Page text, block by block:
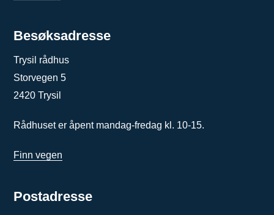
Besøksadresse
Trysil rådhus
Storvegen 5
2420 Trysil
Rådhuset er åpent mandag-fredag kl. 10-15.
Finn vegen
Postadresse